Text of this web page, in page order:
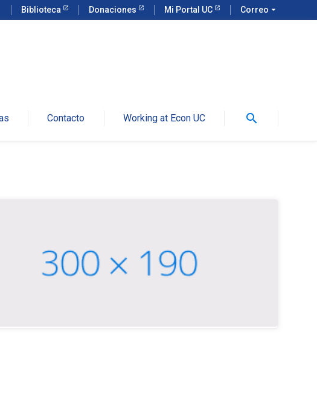
Biblioteca Donaciones Mi Portal UC Correo arrow_drop_down
Contacto Working at Econ UC search